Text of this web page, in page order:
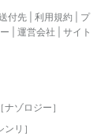
付先 利用規約
プ
運営会社
サイト
ゾロジー］
リ］